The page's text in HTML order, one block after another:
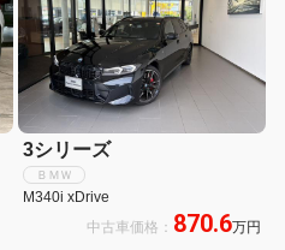
3シリーズ
ＢＭＷ
M340i xDrive
中古車価格： 870.6万円